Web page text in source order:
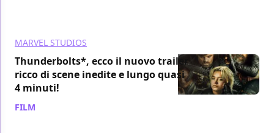
MARVEL STUDIOS
Thunderbolts*, ecco il nuovo trailer
ricco di scene inedite e lungo quasi
4 minuti!
FILM